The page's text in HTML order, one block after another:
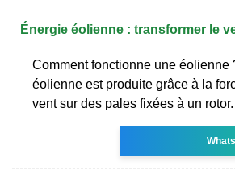
Énergie éolienne : transformer le
Comment fonctionne une éolienne
éolienne est produite grâce à la
vent sur des pales fixées à un